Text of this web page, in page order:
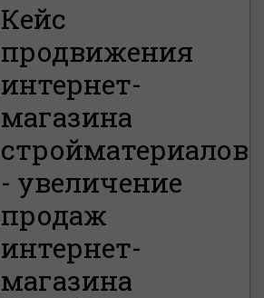
Кейс
продвижения
интернет-
магазина
стройматериалов
- увеличение
продаж
интернет-
магазина